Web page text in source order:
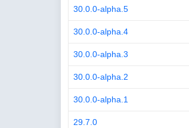
30.0.0-alpha.5
30.0.0-alpha.4
30.0.0-alpha.3
30.0.0-alpha.2
30.0.0-alpha.1
29.7.0